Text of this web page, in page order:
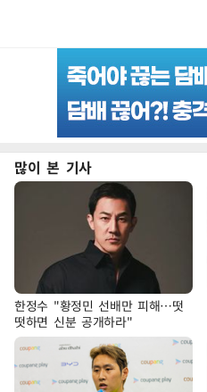
많이 본 기사
한정수 "황정민 선배만 피해…떳
떳하면 신분 공개하라"